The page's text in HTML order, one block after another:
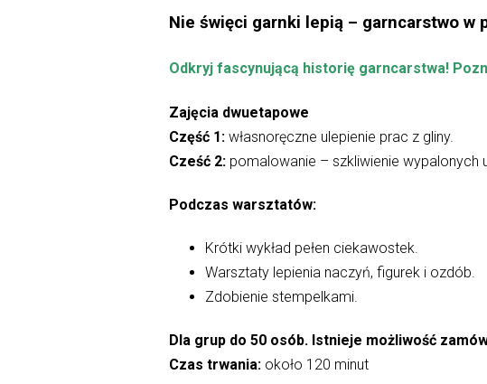
Nie święci garnki lepią – garncarstwo w
Odkryj fascynującą historię garncarstwa!
Zajęcia dwuetapowe
Część 1:własnoręczne ulepienie prac z gliny.
Cześć 2:pomalowanie – szkliwienie wypalonych
Podczas warsztatów:
Krótki wykład pełen ciekawostek.
Warsztaty lepienia naczyń, figurek i ozdób.
Zdobienie stempelkami.
Dla grup do 50 osób. Istnieje możliwość
Czas trwania:około 120 minut